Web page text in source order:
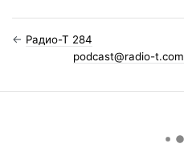
← Радио-Т 284
podcast@radio-t.com